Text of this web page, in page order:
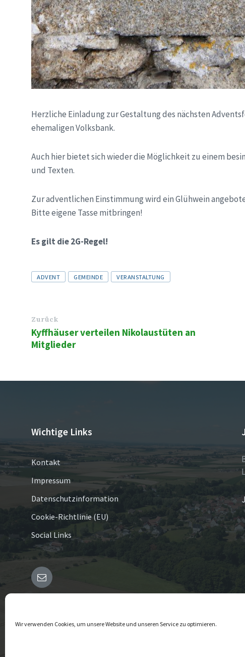
Wir verwenden Cookies, um unsere Website und unseren Service zu optimieren.
Herzliche Einladung zur Gestaltung des nächsten
ehemaligen Volksbank.
Auch hier bietet sich wieder die Möglichkeit zu einem
und Texten.
Zur adventlichen Einstimmung wird ein Glühwein
Bitte eigene Tasse mitbringen!
Es gilt die 2G-Regel!
Tags
ADVENT GEMEINDE VERANSTALTUNG
Zurück
Kyffhäuser verteilen Nikolaustüten an
Mitglieder
Wichtige Links
Kontakt
Impressum
Datenschutzinformation
Cookie-Richtlinie (EU)
Social Links
E-